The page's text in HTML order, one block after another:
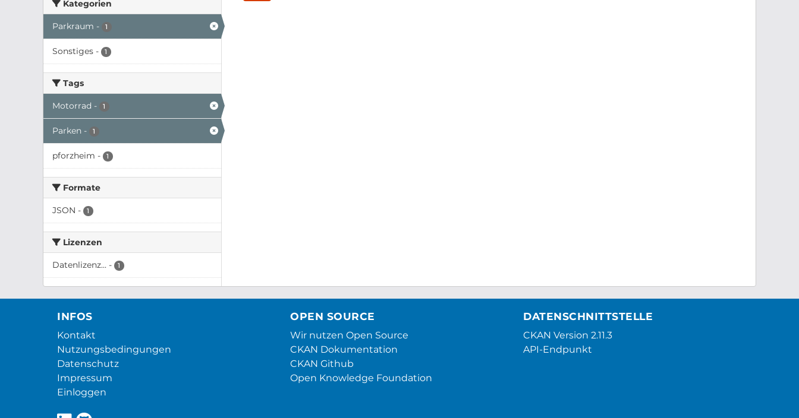
Kategorien
Parkraum - 1
Sonstiges - 1
Tags
Motorrad - 1
Parken - 1
pforzheim - 1
Formate
JSON - 1
Lizenzen
Datenlizenz... - 1
INFOS
Kontakt
Nutzungsbedingungen
Datenschutz
Impressum
Einloggen
OPEN SOURCE
Wir nutzen Open Source
CKAN Dokumentation
CKAN Github
Open Knowledge Foundation
DATENSCHNITTSTELLE
CKAN Version 2.11.3
API-Endpunkt